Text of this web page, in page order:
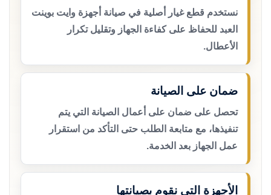
نستخدم قطع غيار أصلية في صيانة أجهزة وايت بوينت
العبد للحفاظ على كفاءة الجهاز وتقليل تكرار
الأعطال.
ضمان على الصيانة
تحصل على ضمان على أعمال الصيانة التي يتم
تنفيذها، مع متابعة الطلب حتى التأكد من استقرار
عمل الجهاز بعد الخدمة.
الأجهزة التي نقوم بصيانتها